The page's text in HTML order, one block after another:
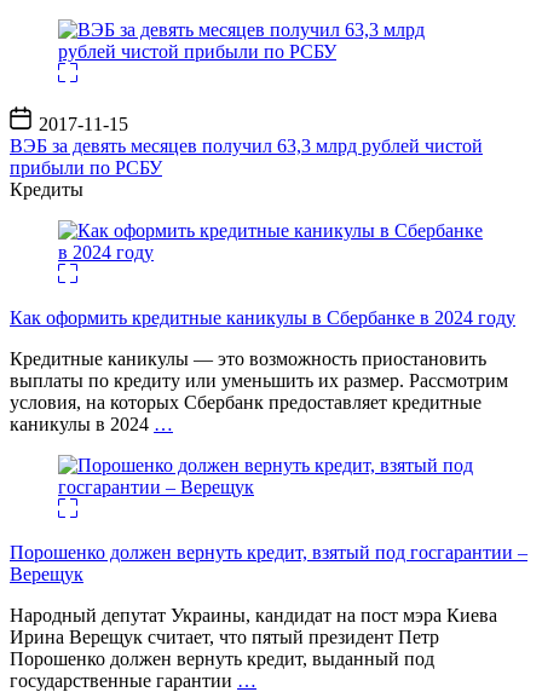
Дата
записи
2017-11-15
ВЭБ за девять месяцев получил 63,3 млрд рублей чистой
прибыли по РСБУ
Кредиты
Как оформить кредитные каникулы в Сбербанке в 2024 году
Кредитные каникулы — это возможность приостановить
выплаты по кредиту или уменьшить их размер. Рассмотрим
условия, на которых Сбербанк предоставляет кредитные
каникулы в 2024 …
Порошенко должен вернуть кредит, взятый под госгарантии –
Верещук
Народный депутат Украины, кандидат на пост мэра Киева
Ирина Верещук считает, что пятый президент Петр
Порошенко должен вернуть кредит, выданный под
государственные гарантии …